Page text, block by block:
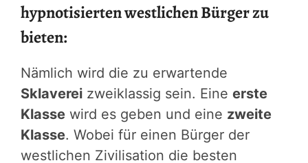
hypnotisierten westlichen Bürger zu
bieten:
Nämlich wird die zu erwartende
Sklaverei zweiklassig sein. Eine erste
Klasse wird es geben und eine zweite
Klasse. Wobei für einen Bürger der
westlichen Zivilisation die besten